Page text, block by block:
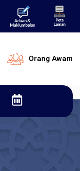
Orang Awam